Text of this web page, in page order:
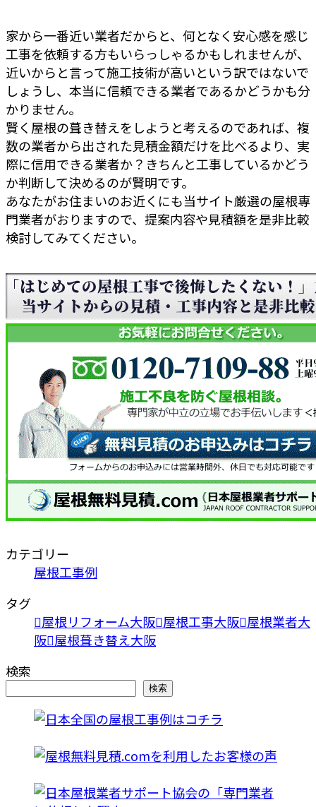
家から一番近い業者だからと、何となく安心感を感じ
工事を依頼する方もいらっしゃるかもしれませんが、
近いからと言って施工技術が高いという訳ではないで
しょうし、本当に信頼できる業者であるかどうかも分
かりません。
賢く屋根の葺き替えをしようと考えるのであれば、複
数の業者から出された見積金額だけを比べるより、実
際に信用できる業者か？きちんと工事しているかどう
か判断して決めるのが賢明です。
あなたがお住まいのお近くにも当サイト厳選の屋根専
門業者がおりますので、提案内容や見積額を是非比較
検討してみてください。
カテゴリー
屋根工事例
タグ
屋根リフォーム大阪 屋根工事大阪 屋根業者大
阪 屋根葺き替え大阪
検索
検索